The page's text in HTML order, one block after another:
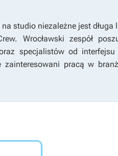
studio niezależne jest długa
Wrocławski zespół
specjalistów od
zainteresowani pracą w